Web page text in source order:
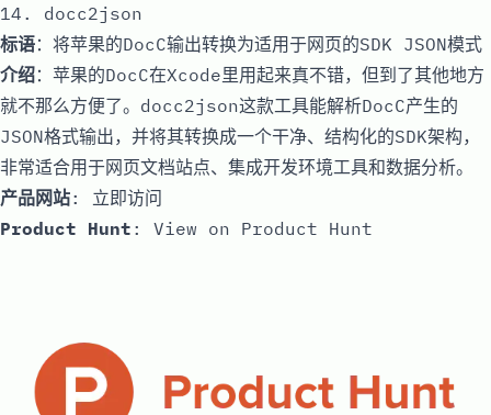
14. docc2json
标语：将苹果的DocC输出转换为适用于网页的SDK JSON模式
介绍：苹果的DocC在Xcode里用起来真不错，但到了其他地方
就不那么方便了。docc2json这款工具能解析DocC产生的
JSON格式输出，并将其转换成一个干净、结构化的SDK架构，
非常适合用于网页文档站点、集成开发环境工具和数据分析。
产品网站: 立即访问
Product Hunt : View on Product Hunt